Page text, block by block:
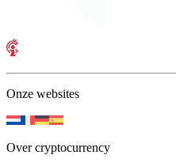
Onze websites
Over cryptocurrency